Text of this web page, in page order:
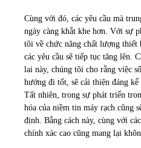
Cùng với đó, các yêu cầu mà
ngày càng khắt khe hơn. Với sự
tôi về chức năng chất lượng thiết
các yêu cầu sẽ tiếp tục tăng lên.
lai này, chúng tôi cho rằng việc
hướng đi tốt, sẽ cải thiện đáng kể
Tất nhiên, trong sự phát triển
hóa của niềm tin máy rạch cũng
định. Bằng cách này, cùng với
chính xác cao cũng mang lại